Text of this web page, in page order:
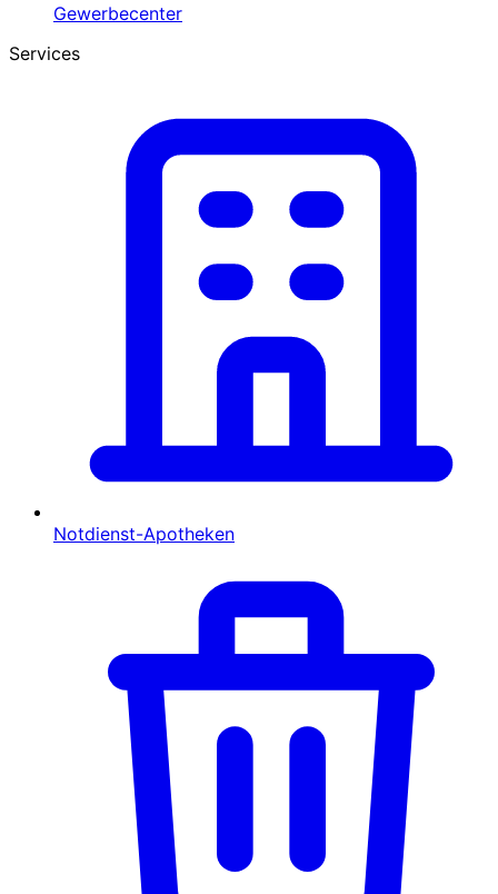
Gewerbecenter
Services
Notdienst-Apotheken